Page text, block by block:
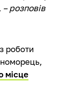
розповів
роботи
місце